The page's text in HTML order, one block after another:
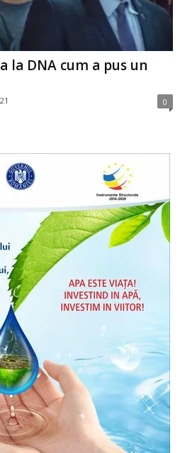
la DNA cum a pus un
0